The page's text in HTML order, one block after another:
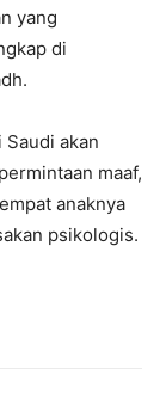
yang
di
akan
maaf,
anaknya
psikologis.